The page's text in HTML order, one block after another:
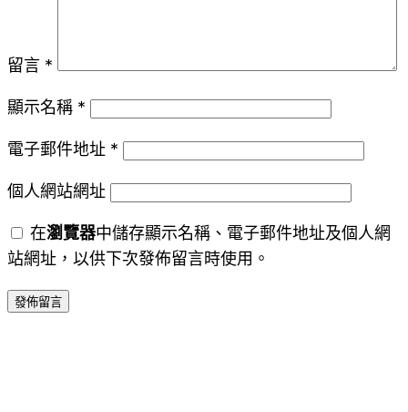
留言 *
顯示名稱 *
電子郵件地址 *
個人網站網址
在瀏覽器中儲存顯示名稱、電子郵件地址及個人網
站網址，以供下次發佈留言時使用。